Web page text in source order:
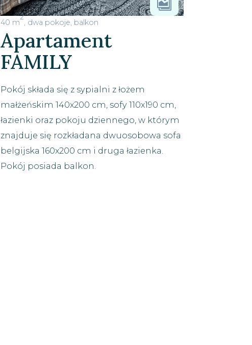

40 m
2
, dwa pokoje, balkon
Apartament
FAMILY
Pokój składa się z sypialni z łożem
małżeńskim 140x200 cm, sofy 110x190 cm,
łazienki oraz pokoju dziennego, w którym
znajduje się rozkładana dwuosobowa sofa
belgijska 160x200 cm i druga łazienka.
Pokój posiada balkon.